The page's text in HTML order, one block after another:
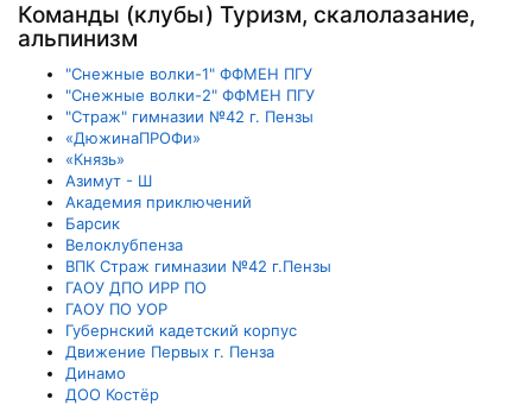
Команды (клубы) Туризм, скалолазание,
альпинизм
"Снежные волки-1" ФФМЕН ПГУ
"Снежные волки-2" ФФМЕН ПГУ
"Страж" гимназии №42 г. Пензы
«ДюжинаПРОФи»
«Князь»
Азимут - Ш
Академия приключений
Барсик
Велоклубпенза
ВПК Страж гимназии №42 г.Пензы
ГАОУ ДПО ИРР ПО
ГАОУ ПО УОР
Губернский кадетский корпус
Движение Первых г. Пенза
Динамо
ДОО Костёр